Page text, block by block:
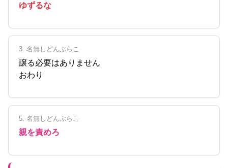
ゆずるな
3. 名無しどんぶらこ
譲る必要はありません
おわり
5. 名無しどんぶらこ
親を責めろ